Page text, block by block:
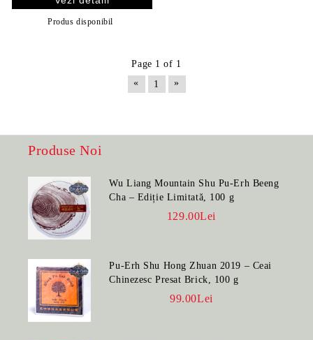
Produs disponibil
Page 1 of 1
«
1 »
Produse Noi
Wu Liang Mountain Shu Pu-Erh Beeng
Cha – Ediție Limitată, 100 g
129.00Lei
Pu-Erh Shu Hong Zhuan 2019 – Ceai
Chinezesc Presat Brick, 100 g
99.00Lei